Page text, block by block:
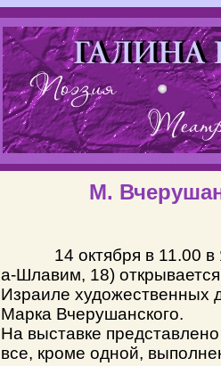
М.
14 октября в 11.00 в
а-Шлавим, 18)
Израиле художественных
Марка Вчерушанского.
На выставке
все, кроме одной,